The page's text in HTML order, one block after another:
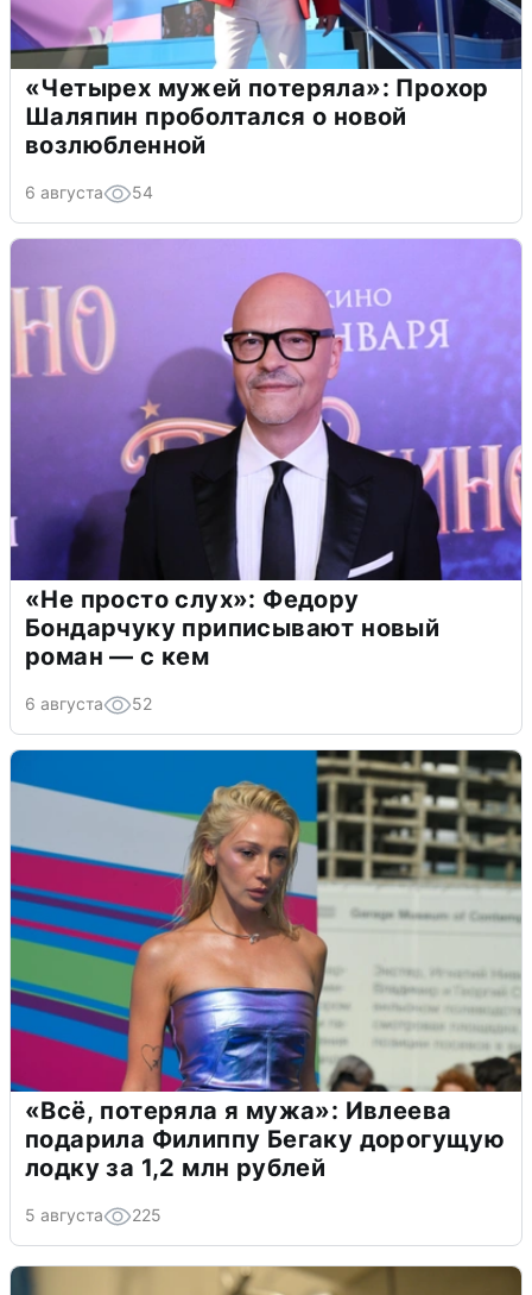
«Четырех мужей потеряла»: Прохор
Шаляпин проболтался о новой
возлюбленной
6 августа 54
«Не просто слух»: Федору
Бондарчуку приписывают новый
роман — с кем
6 августа 52
«Всё, потеряла я мужа»: Ивлеева
подарила Филиппу Бегаку дорогущую
лодку за 1,2 млн рублей
5 августа 225